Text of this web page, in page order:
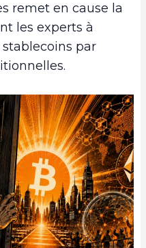
remet en cause la
les experts à
par